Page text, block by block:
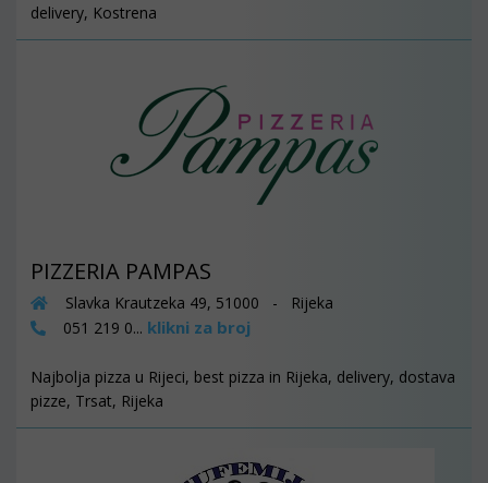
delivery, Kostrena
PIZZERIA PAMPAS
Slavka Krautzeka 49, 51000 - Rijeka
051 219 0... klikni za broj
Najbolja pizza u Rijeci, best pizza in Rijeka, delivery, dostava
pizze, Trsat, Rijeka